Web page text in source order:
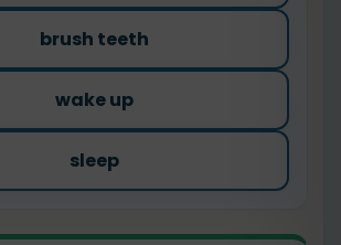
brush teeth
wake up
sleep